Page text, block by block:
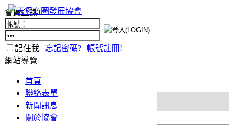
會員登錄
記住我 | 忘記密碼? | 帳號註冊!
網站導覽
首頁
聯絡表單
新聞訊息
關於協會